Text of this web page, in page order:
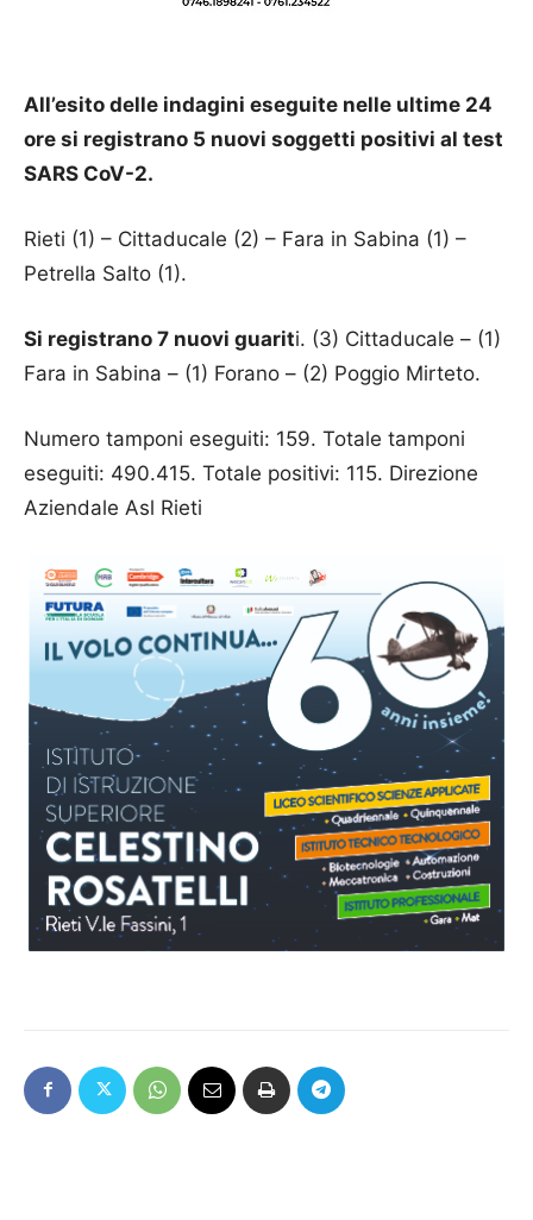
All’esito delle indagini eseguite nelle ultime 24
ore si registrano 5 nuovi soggetti positivi al test
SARS CoV-2.
Rieti (1) – Cittaducale (2) – Fara in Sabina (1) –
Petrella Salto (1).
Si registrano 7 nuovi guariti. (3) Cittaducale – (1)
Fara in Sabina – (1) Forano – (2) Poggio Mirteto.
Numero tamponi eseguiti: 159. Totale tamponi
eseguiti: 490.415. Totale positivi: 115. Direzione
Aziendale Asl Rieti